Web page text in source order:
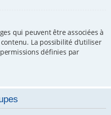
qui peuvent être associées à
La possibilité d’utiliser
définies par